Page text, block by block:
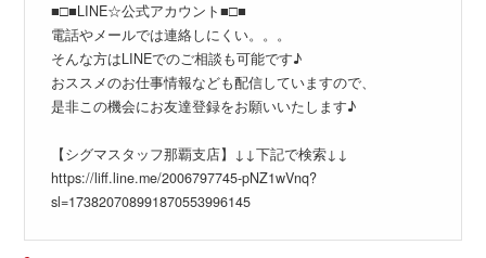
■□■LINE☆公式アカウント■□■
電話やメールでは連絡しにくい。。。
そんな方はLINEでのご相談も可能です♪
おススメのお仕事情報なども配信していますので、
是非この機会にお友達登録をお願いいたします♪
【シグマスタッフ那覇支店】↓↓下記で検索↓↓
https://liff.line.me/2006797745-pNZ1wVnq?
sl=173820708991870553996145